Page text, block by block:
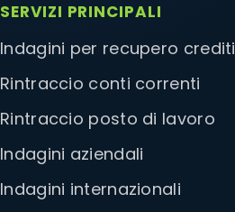
SERVIZI PRINCIPALI
Indagini per recupero crediti
Rintraccio conti correnti
Rintraccio posto di lavoro
Indagini aziendali
Indagini internazionali